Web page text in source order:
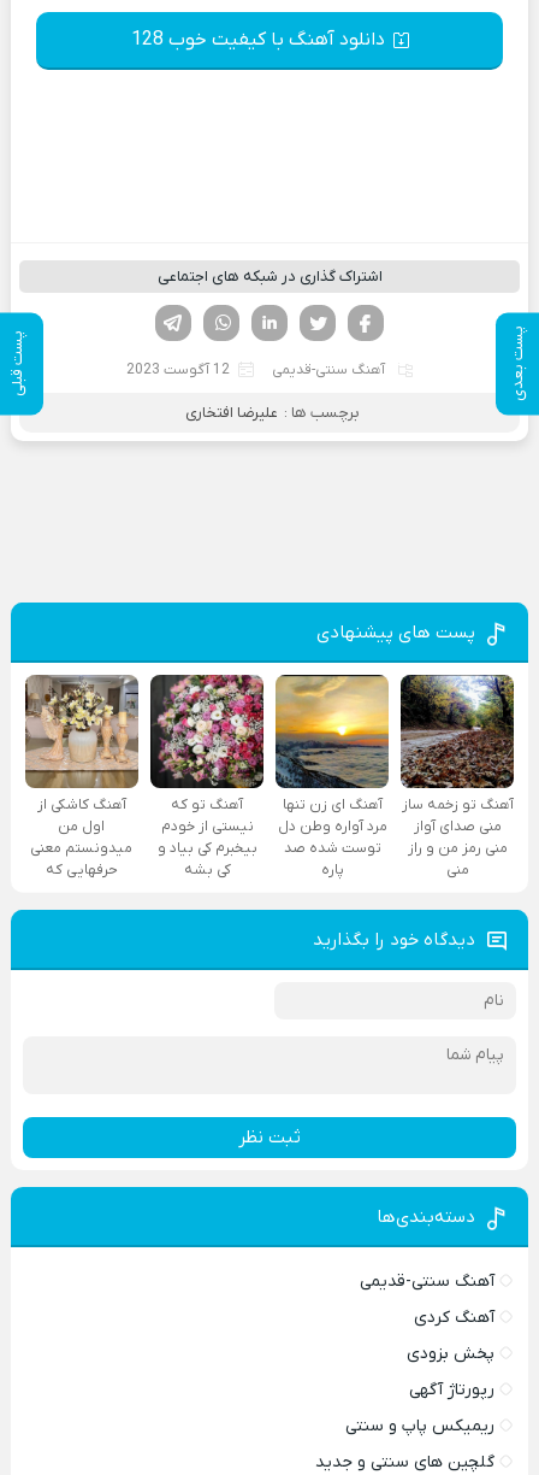
پست بعدی پست قبلی
دانلود آهنگ با کیفیت خوب 128
اشتراک گذاری در شبکه های اجتماعی
لینکدین تویتر
فیسوک
آهنگ سنتی-قدیمی 12 آگوست 2023
برچسب ها : علیرضا افتخاری
پست های پیشنهادی
آهنگ تو زخمه ساز
منی صدای آواز
منی رمز من و راز
منی
آهنگ ای زن تنها
مرد آواره وطن دل
توست شده صد
پاره
آهنگ تو که
نیستی از خودم
بیخبرم کی بیاد و
کی بشه
آهنگ کاشکی از
اول من
میدونستم معنی
حرفهایی که
دیدگاه خود را بگذارید
ثبت نظر
دسته‌بندی‌ها
آهنگ سنتی-قدیمی
آهنگ کردی
پخش بزودی
رپورتاژ آگهی
ریمیکس پاپ و سنتی
گلچین های سنتی و جدید